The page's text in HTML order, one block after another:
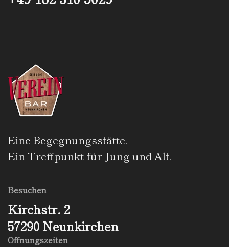
Eine Begegnungsstätte.
Ein Treffpunkt für Jung und Alt.
Besuchen
Kirchstr. 2
57290 Neunkirchen
Öffnungs­zeiten